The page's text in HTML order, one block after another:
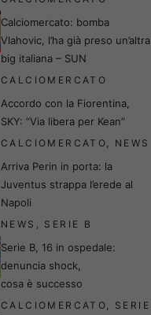
Calciomercato: bomba
Vlahovic, l’ha già preso un’altra
big italiana – SUN
CALCIOMERCATO
Accordo con la Fiorentina,
SKY: “Via libera per Kean”
CALCIOMERCATO, NEWS
Arriva Perin in porta: la
Juventus strappa l’erede al
Napoli
NEWS , SERIE B
Serie B, 16 in ospedale:
denuncia shock,
cosa è successo
CALCIOMERCATO, SERIE